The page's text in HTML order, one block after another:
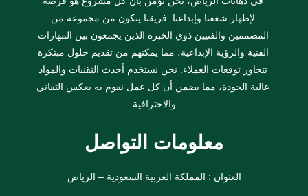
لإظهار شغفنا وإبداعنا. فريقنا يتكون من مجموعة من
المصممين والفنيين ذوي الخبرة الذين يجمعون بين المهارات
الفنية والرؤية الإبداعية، مما يمكنهم من تقديم حلول مبتكرة
تتجاوز توقعات العملاء. نحن نستخدم أحدث التقنيات والمواد
عالية الجودة، مما يضمن أن كل عمل نقوم به يعكس التفاني
والاحترافية.
معلومات التواصل
العنوان : المملكة العربية السعودية – الرياض